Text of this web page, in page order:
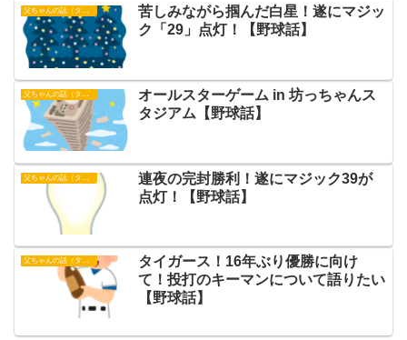
父ちゃんの話（タイガース）
苦しみながら掴んだ白星！遂にマジッ
ク「29」点灯！【野球話】
父ちゃんの話（タイガース）
オールスターゲーム in 坊っちゃんス
タジアム【野球話】
連夜の完封勝利！遂にマジック39が
点灯！【野球話】
父ちゃんの話（タイガース）
タイガース！16年ぶり優勝に向け
て！投打のキーマンについて語りたい
【野球話】